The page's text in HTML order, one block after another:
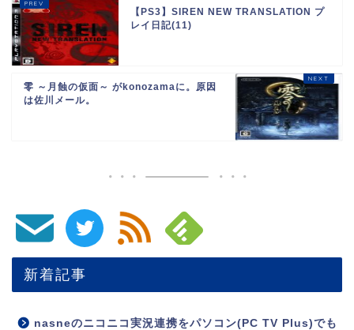
【PS3】SIREN NEW TRANSLATION プ
レイ日記(11)
零 ～月蝕の仮面～ がkonozamaに。原因
は佐川メール。
新着記事
nasneのニコニコ実況連携をパソコン(PC TV Plus)でも